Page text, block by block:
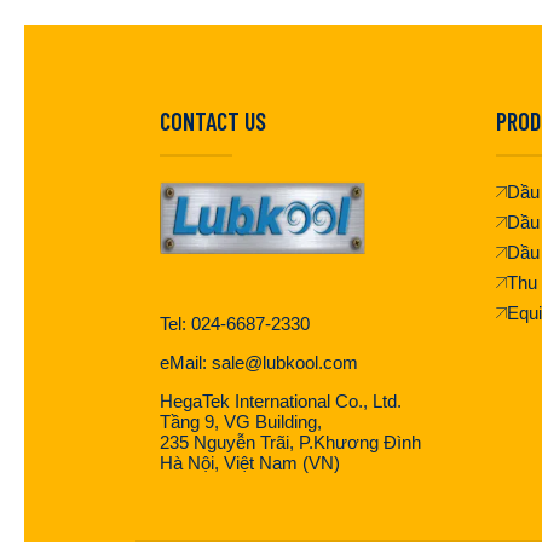
CONTACT US
Tel: 024-6687-2330
eMail: sale@lubkool.com
HegaTek International Co., Ltd.
Tầng 9, VG Building,
235 Nguyễn Trãi, P.Khương Đình
Hà Nội, Việt Nam (VN)
Thu